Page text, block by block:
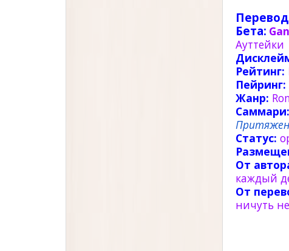
Бета:
Ауттейки
Рейтинг:
Пейринг:
Жанр:
Саммари:
Статус:
От
каждый
От
ничуть